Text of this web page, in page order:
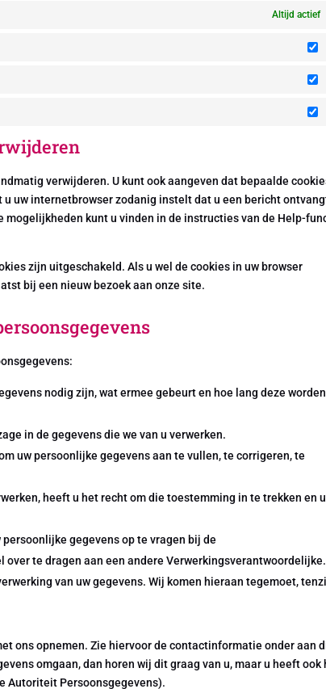
Altijd actief
verwijderen. U kunt ook aangeven dat bepaalde
uw internetbrowser zodanig instelt dat u een bericht
kunt u vinden in de instructies van de Help-
zijn uitgeschakeld. Als u wel de cookies in uw browser
bij een nieuw bezoek aan onze site.
nodig zijn, wat ermee gebeurt en hoe lang deze worden
in de gegevens die we van u verwerken.
uw persoonlijke gegevens aan te vullen, te corrigeren, te
heeft u het recht om die toestemming in te trekken en
gegevens op te vragen bij de
te dragen aan een andere Verwerkingsverantwoordelijke.
van uw gegevens. Wij komen hieraan tegemoet,
ons opnemen. Zie hiervoor de contactinformatie onder aan
omgaan, dan horen wij dit graag van u, maar u heeft ook
Autoriteit Persoonsgegevens).